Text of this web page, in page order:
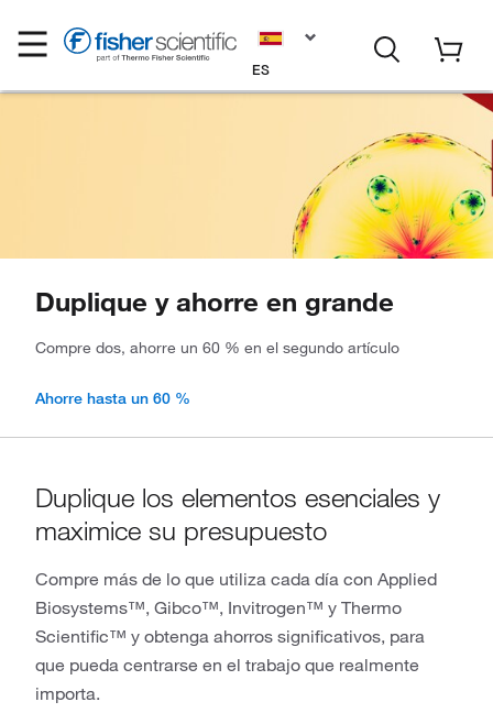
ES
Duplique y ahorre en grande
Compre dos, ahorre un 60 % en el segundo artículo
Ahorre hasta un 60 %
Duplique los elementos esenciales y
maximice su presupuesto
Compre más de lo que utiliza cada día con Applied
Biosystems™, Gibco™, Invitrogen™ y Thermo
Scientific™ y obtenga ahorros significativos, para
que pueda centrarse en el trabajo que realmente
importa.